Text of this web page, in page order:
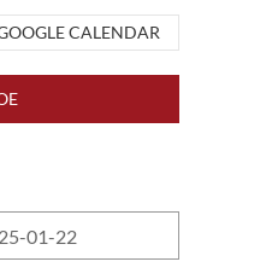
CALENDAR